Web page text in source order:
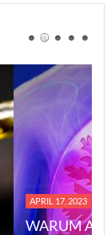
APRIL 17, 2023
WARUM